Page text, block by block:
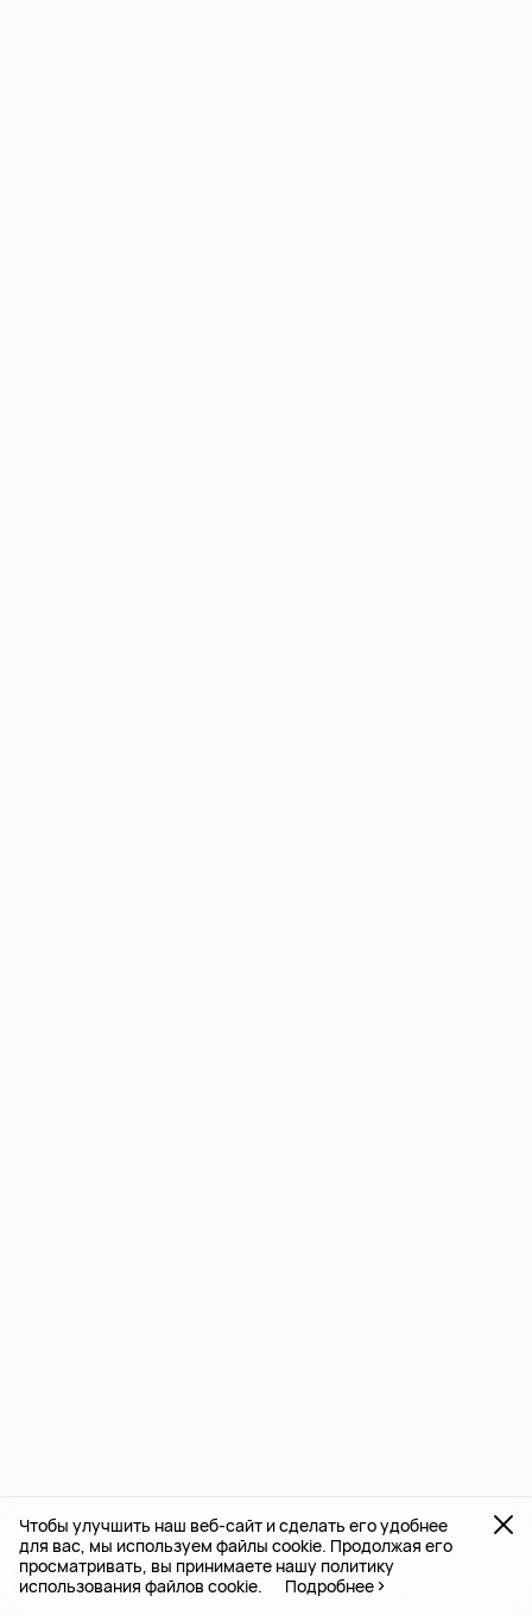
Чтобы улучшить наш веб-сайт и сделать его удобнее
для вас, мы используем файлы cookie. Продолжая его
просматривать, вы принимаете нашу политику
использования файлов cookie.
Подробнее